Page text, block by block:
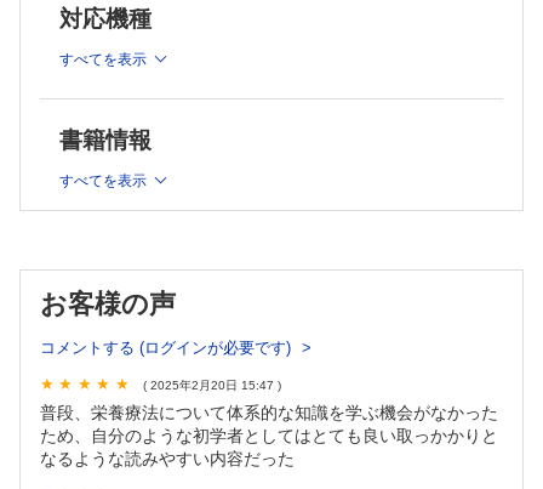
糖尿病で低栄養がある場合のギモン［藤井洋一，田丸聡子］
慢性呼吸不全（COPD・心不全）患者における栄養療法のギ
ギモン［粂田哲平，森川 暢］
俊就］
コラム
連載
後頸部痛と嚥下時痛を訴える30歳代女性［山内哲司］
2週間持続する乾性咳嗽を主訴に来院した30歳代女性［徐 ク
臨床検査専門医がコッソリ教える…検査のTips！
第77回 後天性血友病の臨床検査は？［後藤和人］
対応機種
すべてを表示
書籍情報
すべてを表示
お客様の声
コメントする (ログインが必要です)
( 2025年2月20日 15:47 )
普段、栄養療法について体系的な知識を学ぶ機会がなかった
ため、自分のような初学者としてはとても良い取っかかりと
なるような読みやすい内容だった